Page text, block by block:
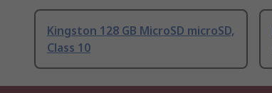
Kingston 128 GB MicroSD microSD,
Class 10